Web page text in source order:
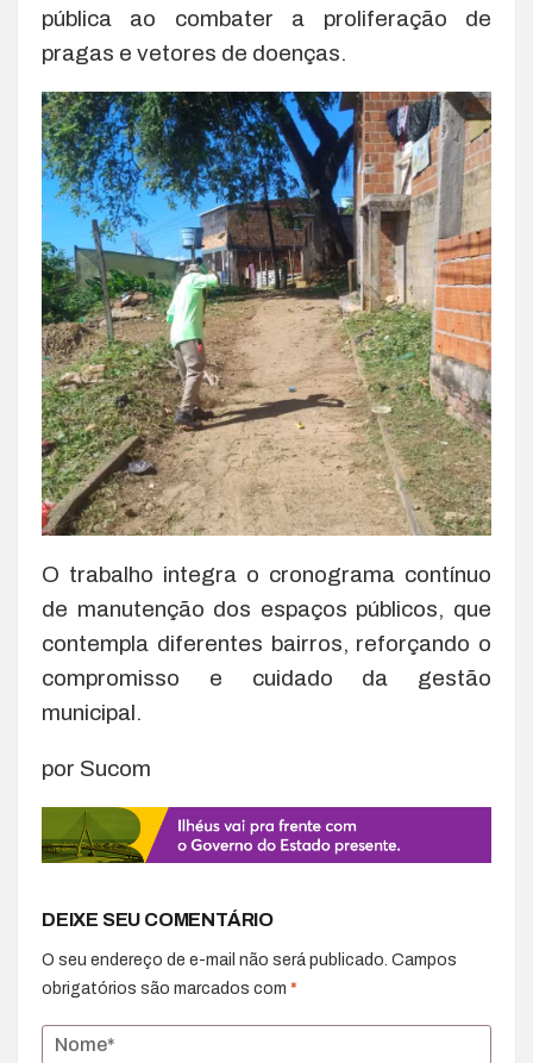
pública ao combater a proliferação de
pragas e vetores de doenças.
O trabalho integra o cronograma contínuo
de manutenção dos espaços públicos, que
contempla diferentes bairros, reforçando o
compromisso e cuidado da gestão
municipal.
por Sucom
DEIXE SEU COMENTÁRIO
O seu endereço de e-mail não será publicado. Campos
obrigatórios são marcados com *